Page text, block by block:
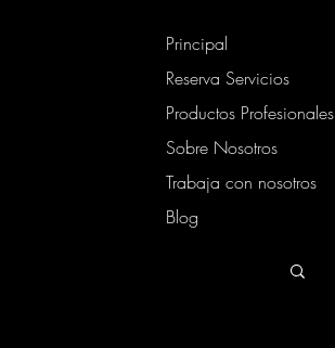
Principal
Reserva Servicios
Productos Profesionales
Sobre Nosotros
Trabaja con nosotros
Blog